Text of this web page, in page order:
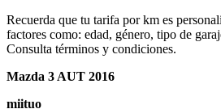
Recuerda que tu tarifa por km es
factores como: edad, género, tipo de
Consulta términos y condiciones.
Mazda 3 AUT 2016
miituo